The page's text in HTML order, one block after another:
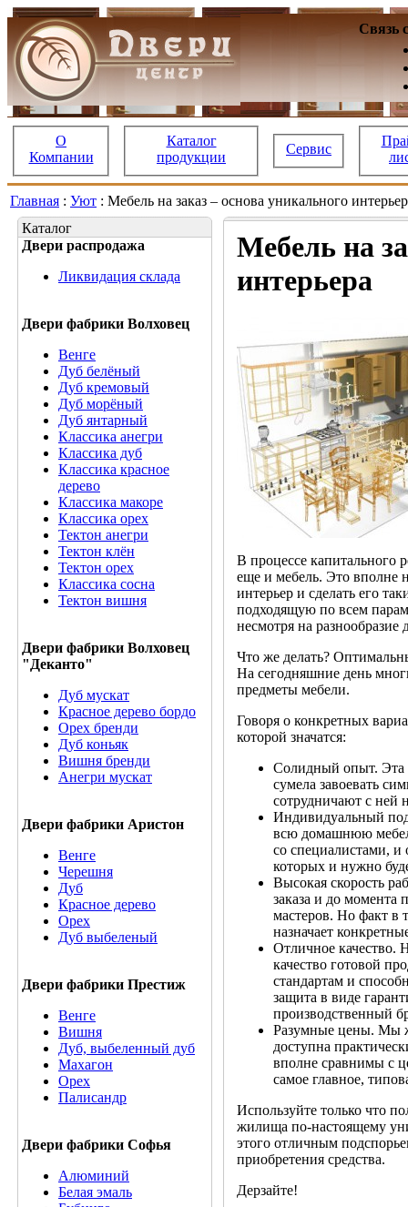
Связь
О
Компании
Каталог
продукции
Сервис
Главная : Уют : Мебель на заказ – основа уникального
Каталог
Двери распродажа
Ликвидация склада
Двери фабрики Волховец
Венге
Дуб белёный
Дуб кремовый
Дуб морёный
Дуб янтарный
Классика анегри
Классика дуб
Классика красное
дерево
Классика макоре
Классика орех
Тектон анегри
Тектон клён
Тектон орех
Классика сосна
Тектон вишня
Двери фабрики Волховец
"Деканто"
Дуб мускат
Красное дерево бордо
Орех бренди
Дуб коньяк
Вишня бренди
Анегри мускат
Двери фабрики Аристон
Венге
Черешня
Дуб
Красное дерево
Орех
Дуб выбеленый
Двери фабрики Престиж
Венге
Вишня
Дуб, выбеленный дуб
Махагон
Орех
Палисандр
Двери фабрики Софья
Алюминий
Белая эмаль
Мебель на
интерьера
В процессе капитального
еще и мебель. Это вполне
интерьер и сделать его
подходящую по всем
несмотря на
Что же делать?
На сегодняшние день
предметы мебели.
Говоря о конкретных
которой значатся:
Солидный опыт. Эта
сумела завоевать
сотрудничают с ней
Индивидуальный
всю домашнюю
со специалистами, и
которых и нужно
Высокая скорость
заказа и до момента
мастеров. Но факт в
назначает
Отличное качество.
качество готовой
стандартам и
защита в виде
производственный
Разумные цены. Мы
доступна
вполне сравнимы с
самое главное,
Используйте только что
жилища по-настоящему
этого отличным
приобретения средства.
Дерзайте!